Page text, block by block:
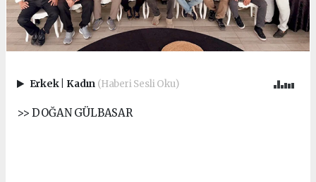
Erkek Kadın (Haberi Sesli Oku)
>> DOĞAN GÜLBASAR